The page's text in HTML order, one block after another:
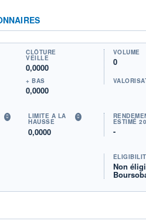
CLÔTURE
VEILLE
0,0000
+ BAS
0,0000
VOLUME
0
LIMITE À LA
HAUSSE
0,0000
ESTIMÉ
-
Non